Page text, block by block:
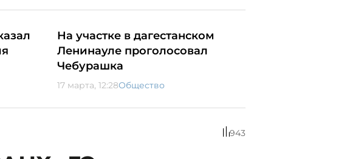
На участке в дагестанском
Ленинауле проголосовал
Чебурашка
17 марта, 12:28Общество
943